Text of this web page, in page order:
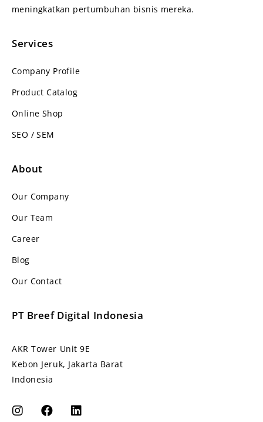
meningkatkan pertumbuhan bisnis mereka.
Services
Company Profile
Product Catalog
Online Shop
SEO / SEM
About
Our Company
Our Team
Career
Blog
Our Contact
PT Breef Digital Indonesia
AKR Tower Unit 9E
Kebon Jeruk, Jakarta Barat
Indonesia